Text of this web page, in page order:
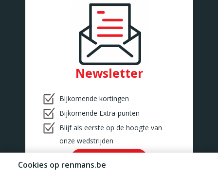
Newsletter
Bijkomende kortingen
Bijkomende Extra-punten
Blijf als eerste op de hoogte van
onze wedstrijden
Cookies op renmans.be